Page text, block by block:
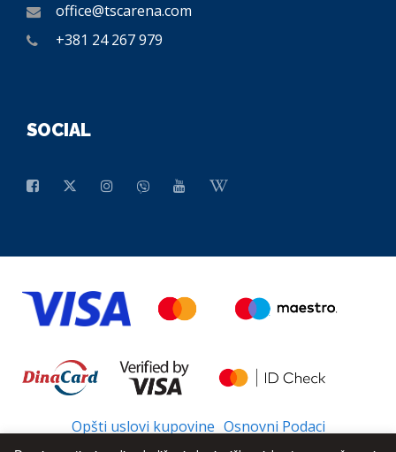
office@tscarena.com
+381 24 267 979
SOCIAL
Opšti uslovi kupovine Osnovni Podaci